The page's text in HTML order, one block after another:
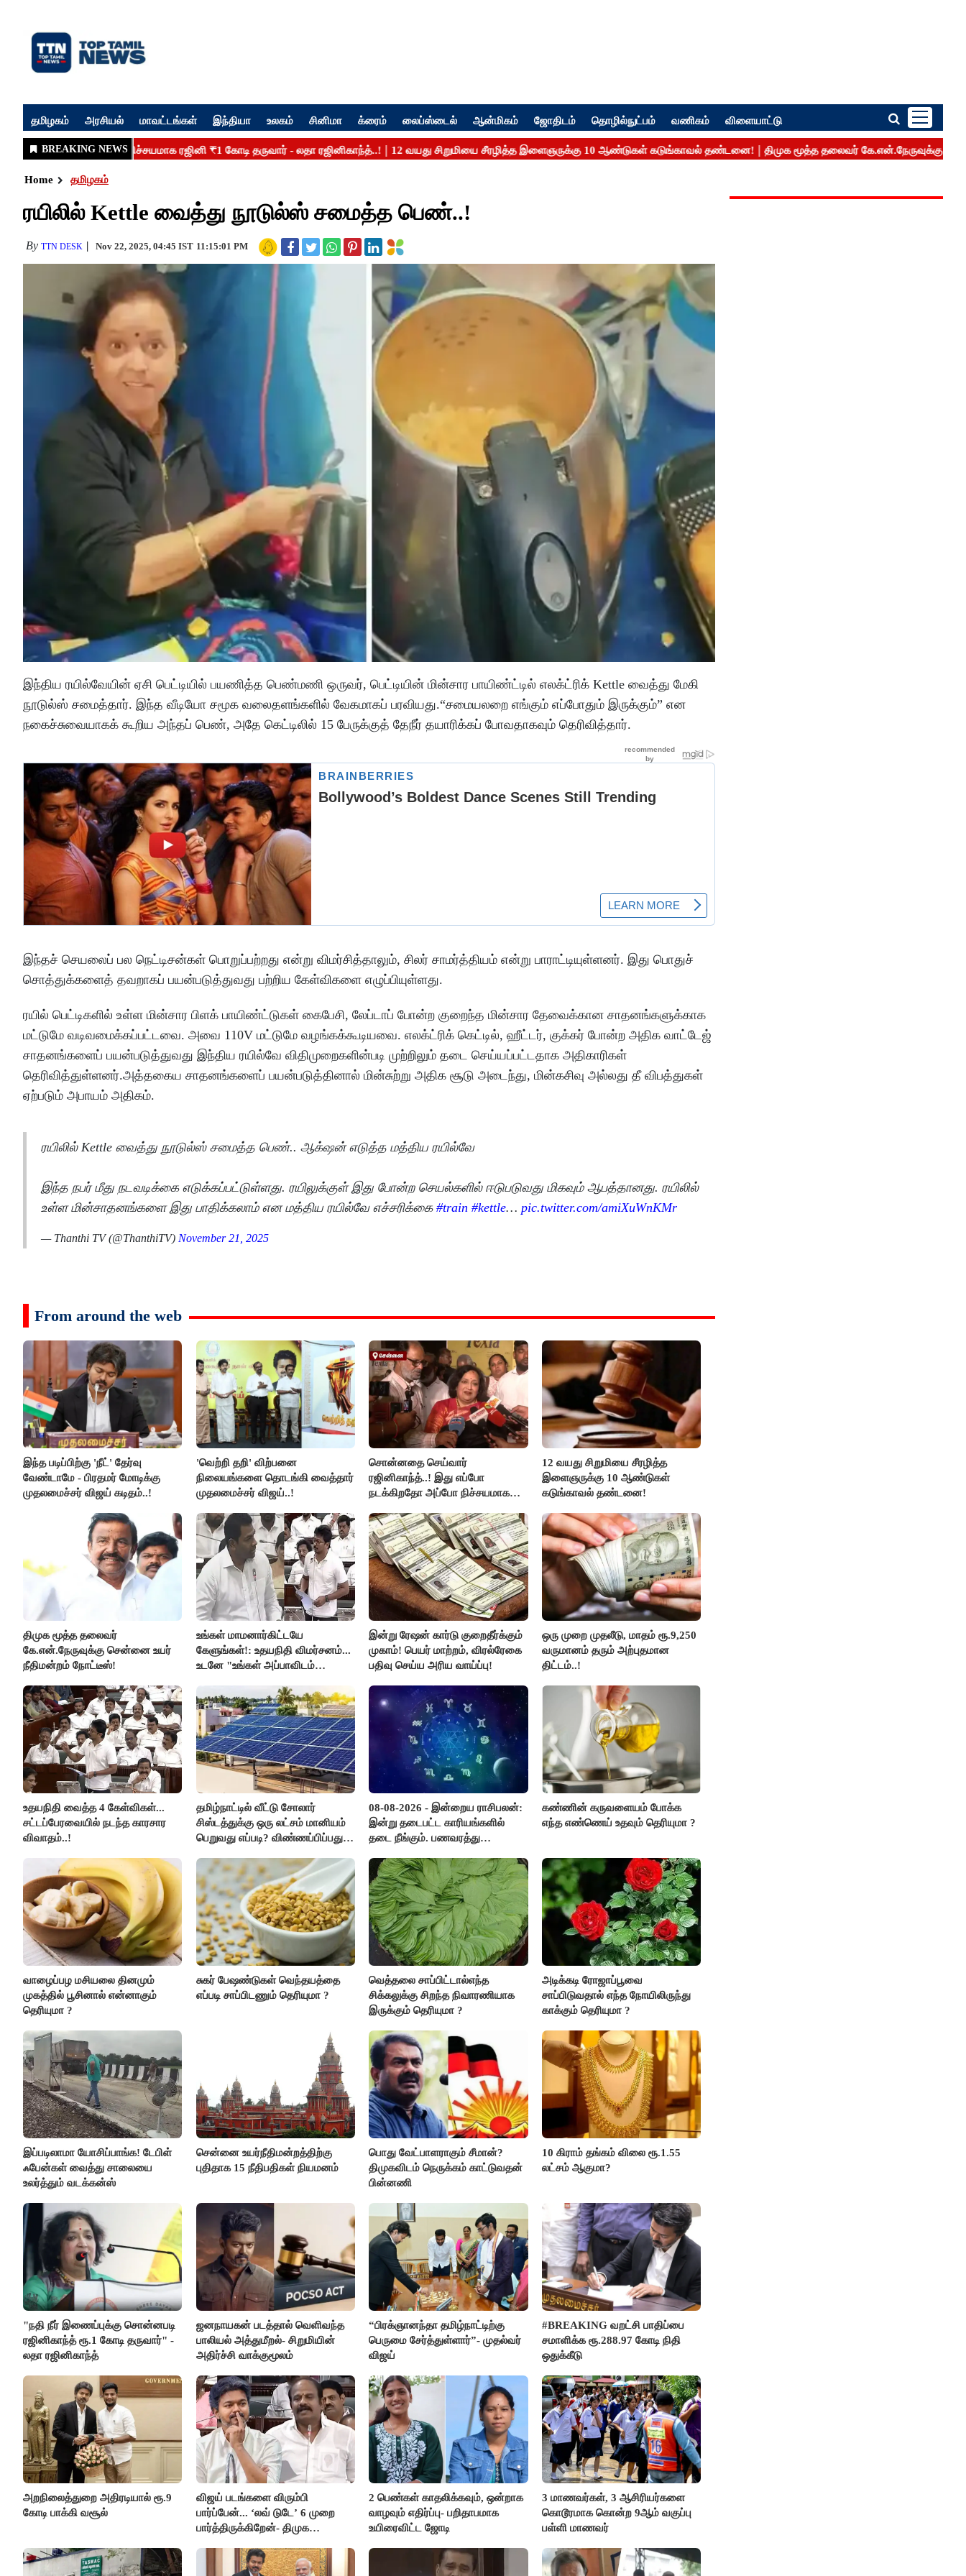
தமிழகம் அரசியல் மாவட்டங்கள் இந்தியா உலகம் சினிமா க்ரைம் லைப்ஸ்டைல் ஆன்மிகம் ஜோதிடம் தொழில்நுட்பம் வணிகம் விளையாட்டு
Home தமிழகம்
ரயிலில் Kettle வைத்து நூடுல்ஸ் சமைத்த பெண்..!
By TTN DESK Nov 22, 2025, 04:45 IST 11:15:01 PM
இந்திய ரயில்வேயின் ஏசி பெட்டியில் பயணித்த பெண்மணி ஒருவர், பெட்டியின் மின்சார பாயிண்ட்டில் எலக்ட்ரிக் Kettle வைத்து மேகி
நூடுல்ஸ் சமைத்தார். இந்த வீடியோ சமூக வலைதளங்களில் வேகமாகப் பரவியது.“சமையலறை எங்கும் எப்போதும் இருக்கும்” என
நகைச்சுவையாகக் கூறிய அந்தப் பெண், அதே கெட்டிலில் 15 பேருக்குத் தேநீர் தயாரிக்கப் போவதாகவும் தெரிவித்தார்.
இந்தச் செயலைப் பல நெட்டிசன்கள் பொறுப்பற்றது என்று விமர்சித்தாலும், சிலர் சாமர்த்தியம் என்று பாராட்டியுள்ளனர். இது பொதுச்
சொத்துக்களைத் தவறாகப் பயன்படுத்துவது பற்றிய கேள்விகளை எழுப்பியுள்ளது.
ரயில் பெட்டிகளில் உள்ள மின்சார பிளக் பாயிண்ட்டுகள் கைபேசி, லேப்டாப் போன்ற குறைந்த மின்சார தேவைக்கான சாதனங்களுக்காக
மட்டுமே வடிவமைக்கப்பட்டவை. அவை 110V மட்டுமே வழங்கக்கூடியவை. எலக்ட்ரிக் கெட்டில், ஹீட்டர், குக்கர் போன்ற அதிக வாட்டேஜ்
சாதனங்களைப் பயன்படுத்துவது இந்திய ரயில்வே விதிமுறைகளின்படி முற்றிலும் தடை செய்யப்பட்டதாக அதிகாரிகள்
தெரிவித்துள்ளனர்.அத்தகைய சாதனங்களைப் பயன்படுத்தினால் மின்சுற்று அதிக சூடு அடைந்து, மின்கசிவு அல்லது தீ விபத்துகள்
ஏற்படும் அபாயம் அதிகம்.
ரயிலில் Kettle வைத்து நூடுல்ஸ் சமைத்த பெண்.. ஆக்‌ஷன் எடுத்த மத்திய ரயில்வே
இந்த நபர் மீது நடவடிக்கை எடுக்கப்பட்டுள்ளது. ரயிலுக்குள் இது போன்ற செயல்களில் ஈடுபடுவது மிகவும் ஆபத்தானது. ரயிலில்
உள்ள மின்சாதனங்களை இது பாதிக்கலாம் என மத்திய ரயில்வே எச்சரிக்கை #train #kettle… pic.twitter.com/amiXuWnKMr
— Thanthi TV (@ThanthiTV) November 21, 2025
From around the web
இந்த படிப்பிற்கு 'நீட்' தேர்வு
வேண்டாமே - பிரதமர் மோடிக்கு
முதலமைச்சர் விஜய் கடிதம்..!
'வெற்றி தறி' விற்பனை
நிலையங்களை தொடங்கி வைத்தார்
முதலமைச்சர் விஜய்..!
சொன்னதை செய்வார்
ரஜினிகாந்த்..! இது எப்போ
நடக்கிறதோ அப்போ நிச்சயமாக
ரஜினிகாந்த்..!
12 வயது சிறுமியை சீரழித்த
இளைஞருக்கு 10 ஆண்டுகள்
கடுங்காவல் தண்டனை!
திமுக மூத்த தலைவர்
கே.என்.நேருவுக்கு சென்னை உயர்
நீதிமன்றம் நோட்டீஸ்!
உங்கள் மாமனார்கிட்டயே
கேளுங்கள்!: உதயநிதி விமர்சனம்...
உடனே "உங்கள் அப்பாவிடம்
பதிலடி!
இன்று ரேஷன் கார்டு குறைதீர்க்கும்
முகாம்! பெயர் மாற்றம், விரல்ரேகை
பதிவு செய்ய அரிய வாய்ப்பு!
ஒரு முறை முதலீடு, மாதம் ரூ.9,250
வருமானம் தரும் அற்புதமான
திட்டம்..!
உதயநிதி வைத்த 4 கேள்விகள்...
சட்டப்பேரவையில் நடந்த காரசார
விவாதம்..!
தமிழ்நாட்டில் வீட்டு சோலார்
சிஸ்டத்துக்கு ஒரு லட்சம் மானியம்
பெறுவது எப்படி? விண்ணப்பிப்பது
08-08-2026 - இன்றைய ராசிபலன்:
இன்று தடைபட்ட காரியங்களில்
தடை நீங்கும். பணவரத்து
எண்ணம் அதிகரிக்கும்..!
கண்ணின் கருவளையம் போக்க
எந்த எண்ணெய் உதவும் தெரியுமா ?
வாழைப்பழ மசியலை தினமும்
முகத்தில் பூசினால் என்னாகும்
தெரியுமா ?
சுகர் பேஷண்டுகள் வெந்தயத்தை
எப்படி சாப்பிடணும் தெரியுமா ?
வெத்தலை சாப்பிட்டால்எந்த
சிக்கலுக்கு சிறந்த நிவாரணியாக
இருக்கும் தெரியுமா ?
அடிக்கடி ரோஜாப்பூவை
சாப்பிடுவதால் எந்த நோயிலிருந்து
காக்கும் தெரியுமா ?
இப்படிலாமா யோசிப்பாங்க! டேபிள்
ஃபேன்கள் வைத்து சாலையை
உலர்த்தும் வடக்கன்ஸ்
சென்னை உயர்நீதிமன்றத்திற்கு
புதிதாக 15 நீதிபதிகள் நியமனம்
பொது வேட்பாளராகும் சீமான்?
திமுகவிடம் நெருக்கம் காட்டுவதன்
பின்னணி
10 கிராம் தங்கம் விலை ரூ.1.55
லட்சம் ஆகுமா?
"நதி நீர் இணைப்புக்கு சொன்னபடி
ரஜினிகாந்த் ரூ.1 கோடி தருவார்" -
லதா ரஜினிகாந்த்
ஜனநாயகன் படத்தால் வெளிவந்த
பாலியல் அத்துமீறல்- சிறுமியின்
அதிர்ச்சி வாக்குமூலம்
“பிரக்ஞானந்தா தமிழ்நாட்டிற்கு
பெருமை சேர்த்துள்ளார்”- முதல்வர்
விஜய்
#BREAKING வறட்சி பாதிப்பை
சமாளிக்க ரூ.288.97 கோடி நிதி
ஒதுக்கீடு
அறநிலைத்துறை அதிரடியால் ரூ.9
கோடி பாக்கி வசூல்
விஜய் படங்களை விரும்பி
பார்ப்பேன்... ‘லவ் டுடே’ 6 முறை
பார்த்திருக்கிறேன்- திமுக
2 பெண்கள் காதலிக்கவும், ஒன்றாக
வாழவும் எதிர்ப்பு- பறிதாபமாக
உயிரைவிட்ட ஜோடி
3 மாணவர்கள், 3 ஆசிரியர்களை
கொடூரமாக கொன்ற 9ஆம் வகுப்பு
பள்ளி மாணவர்